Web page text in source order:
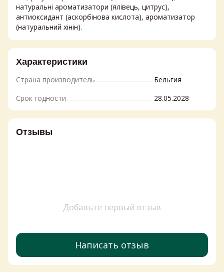
натуральні ароматизатори (ялівець, цитрус),
антиоксидант (аскорбінова кислота), ароматизатор
(натуральний хінін).
Характеристики
Страна производитель
Бельгия
Срок годности
28.05.2028
Отзывы
Добавьте первый отзыв
Написать отзыв